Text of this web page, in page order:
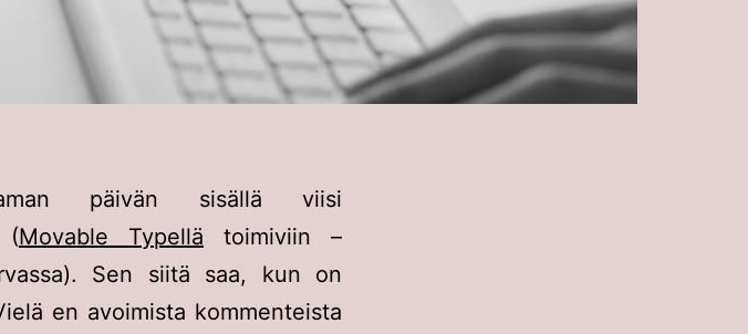
päivän sisällä viisi
(Movable Typellä toimiviin –
Sen siitä saa, kun on
en avoimista kommenteista